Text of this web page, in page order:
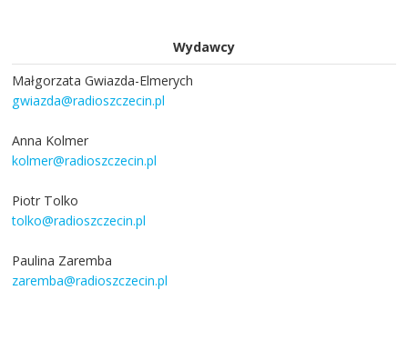
Wydawcy
Małgorzata Gwiazda-Elmerych
gwiazda@radioszczecin.pl
Anna Kolmer
kolmer@radioszczecin.pl
Piotr Tolko
tolko@radioszczecin.pl
Paulina Zaremba
zaremba@radioszczecin.pl